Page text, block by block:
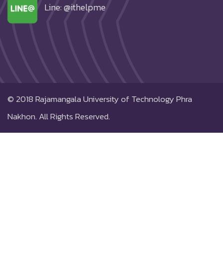
Line: @ithelpme
© 2018Rajamangala University of Technology Phra
Nakhon. All Rights Reserved.